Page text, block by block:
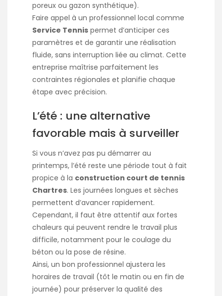
poreux ou gazon synthétique).
Faire appel à un professionnel local comme
Service Tennis permet d’anticiper ces
paramètres et de garantir une réalisation
fluide, sans interruption liée au climat. Cette
entreprise maîtrise parfaitement les
contraintes régionales et planifie chaque
étape avec précision.
L’été : une alternative
favorable mais à surveiller
Si vous n’avez pas pu démarrer au
printemps, l’été reste une période tout à fait
propice à la construction court de tennis
Chartres. Les journées longues et sèches
permettent d’avancer rapidement.
Cependant, il faut être attentif aux fortes
chaleurs qui peuvent rendre le travail plus
difficile, notamment pour le coulage du
béton ou la pose de résine.
Ainsi, un bon professionnel ajustera les
horaires de travail (tôt le matin ou en fin de
journée) pour préserver la qualité des